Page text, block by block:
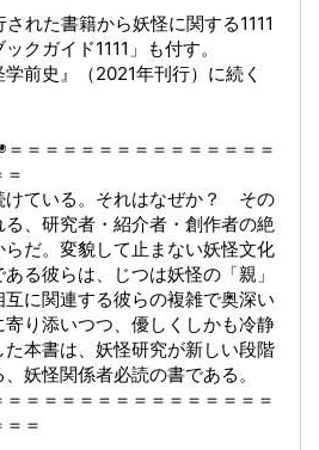
れた書籍から妖怪に関する1111
クガイド1111」も付す。
前史』（2021年刊行）に続く
＝＝＝＝＝＝＝＝＝＝＝＝＝＝
けている。それはなぜか？ その
、研究者・紹介者・創作者の絶
だ。変貌して止まない妖怪文化
る彼らは、じつは妖怪の「親」
に関連する彼らの複雑で奥深い
り添いつつ、優しくしかも冷静
本書は、妖怪研究が新しい段階
妖怪関係者必読の書である。
＝＝＝＝＝＝＝＝＝＝＝＝＝＝
＝